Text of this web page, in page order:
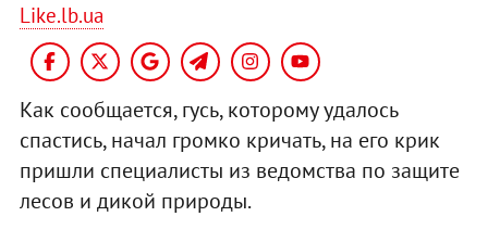
Like.lb.ua
Как сообщается, гусь, которому удалось
спастись, начал громко кричать, на его крик
пришли специалисты из ведомства по защите
лесов и дикой природы.